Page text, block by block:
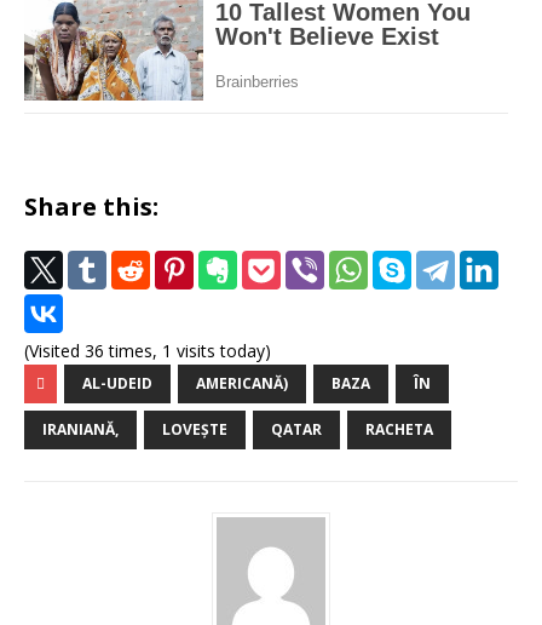
Share this:
(Visited 36 times, 1 visits today)
AL-UDEID AMERICANĂ) BAZA ÎN
IRANIANĂ, LOVEȘTE QATAR RACHETA